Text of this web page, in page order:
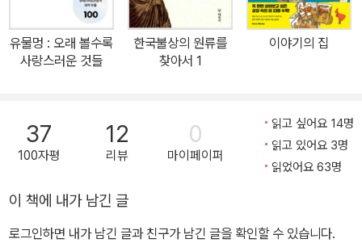
마시는 새』의 소설 속 텍스트를 비주얼로 완성해 낸 아트북이다. 소설
속 각 캐릭터와 세계관, 여러 사건 등을 담아낸 300여 점의 일러스트
와 이를 구현하기 위한 논의 과정 등이 300여 페이지의 분량에 상세
다. 현재 황금가지 출판사는 게임 및 영상화 계약을 체결한 크래프톤
과 『눈물을 마시는 새』 그래픽노블을 포함한 IP 개발을 위한 다양한
논의를 이어가고 있다. 황금가지는 2023년 1월, 『눈물을 마시는 새』
준비하고 있으며, 이에 앞서 본 아트북을 비롯하여 『숲의 애가』(『눈
물을 마시는 새』 팬픽 공모전 작품집) 등 『눈물을 마시는 새』 관련 도
유물멍 : 오래 볼수록
사랑스러운 것들
한국불상의 원류를
찾아서 1
이야기의 집
37
100자평
12
리뷰
0
마이페이퍼
읽고 싶어요 14명
읽고 있어요 3명
읽었어요 63명
이 책에 내가 남긴 글
로그인하면 내가 남긴 글과 친구가 남긴 글을 확인할 수 있습니다.